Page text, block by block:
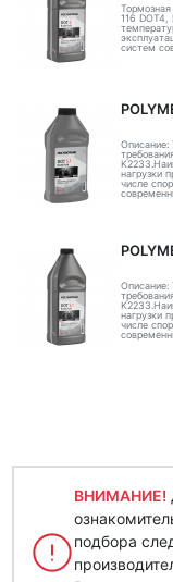
116
систем
Описание:
нагрузки
числе
Описание:
нагрузки
числе
ВНИМАНИЕ!
подбора